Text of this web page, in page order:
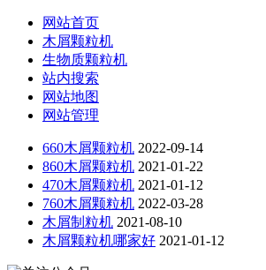
网站首页
木屑颗粒机
生物质颗粒机
站内搜索
网站地图
网站管理
660木屑颗粒机 2022-09-14
860木屑颗粒机 2021-01-22
470木屑颗粒机 2021-01-12
760木屑颗粒机 2022-03-28
木屑制粒机 2021-08-10
木屑颗粒机哪家好 2021-01-12